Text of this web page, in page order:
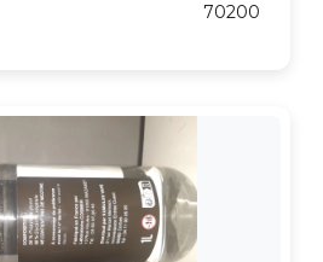
70200